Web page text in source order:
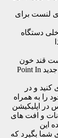
لنست برای
قند خون
– دارای نشانگر رنگی جهت درک عمیق‌تر مفهوم جدید Point In
و در
را به همراه
در اپلیکیشن
و افت‏ های
این
شما بگیرد که